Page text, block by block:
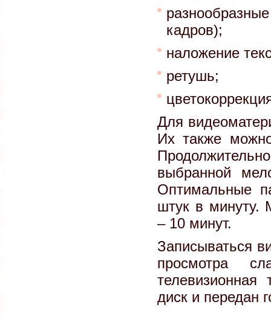
кадров);
наложение
ретушь;
Для
Их также
выбранной
Оптимальные
штук в минуту.
– 10 минут.
Записываться
просмотра
диск и передан